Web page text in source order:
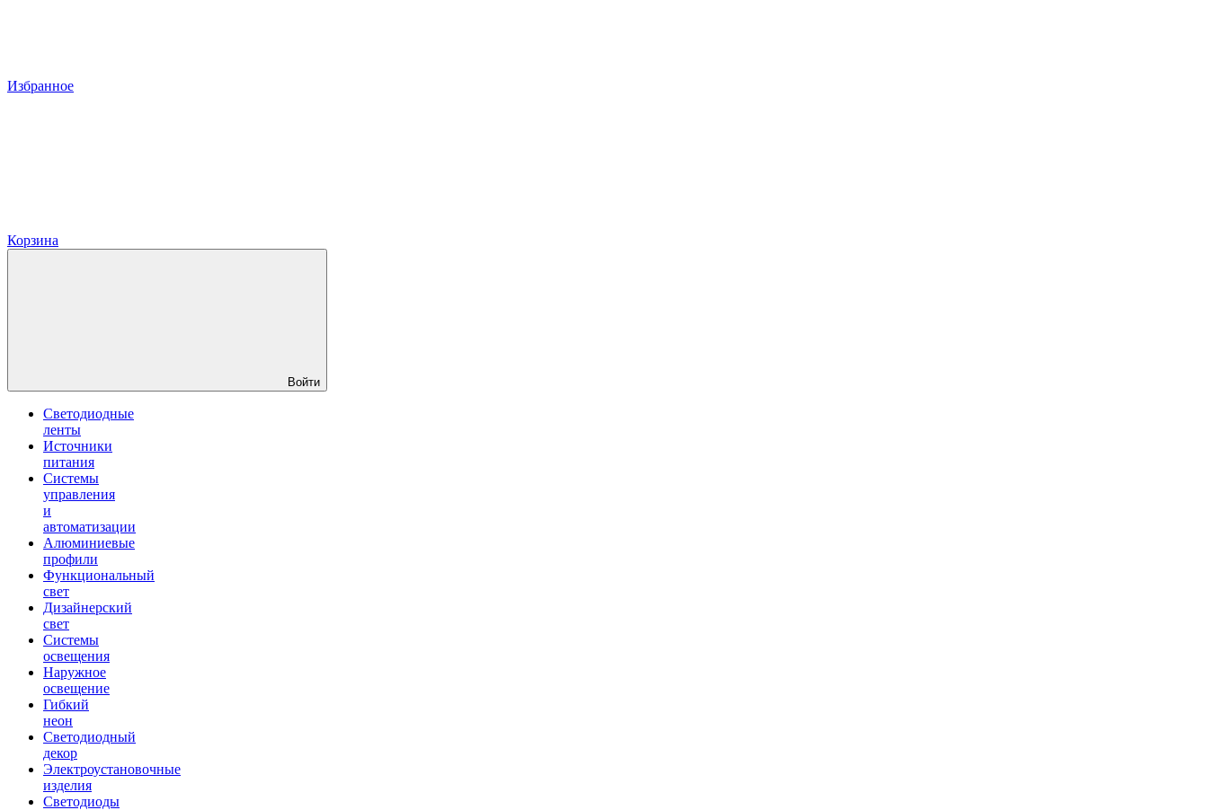
Избранное
Корзина
Войти
Светодиодные
ленты
Источники
питания
Системы
управления
и
автоматизации
Алюминиевые
профили
Функциональный
свет
Дизайнерский
свет
Системы
освещения
Наружное
освещение
Гибкий
неон
Светодиодный
декор
Электроустановочные
изделия
Светодиоды